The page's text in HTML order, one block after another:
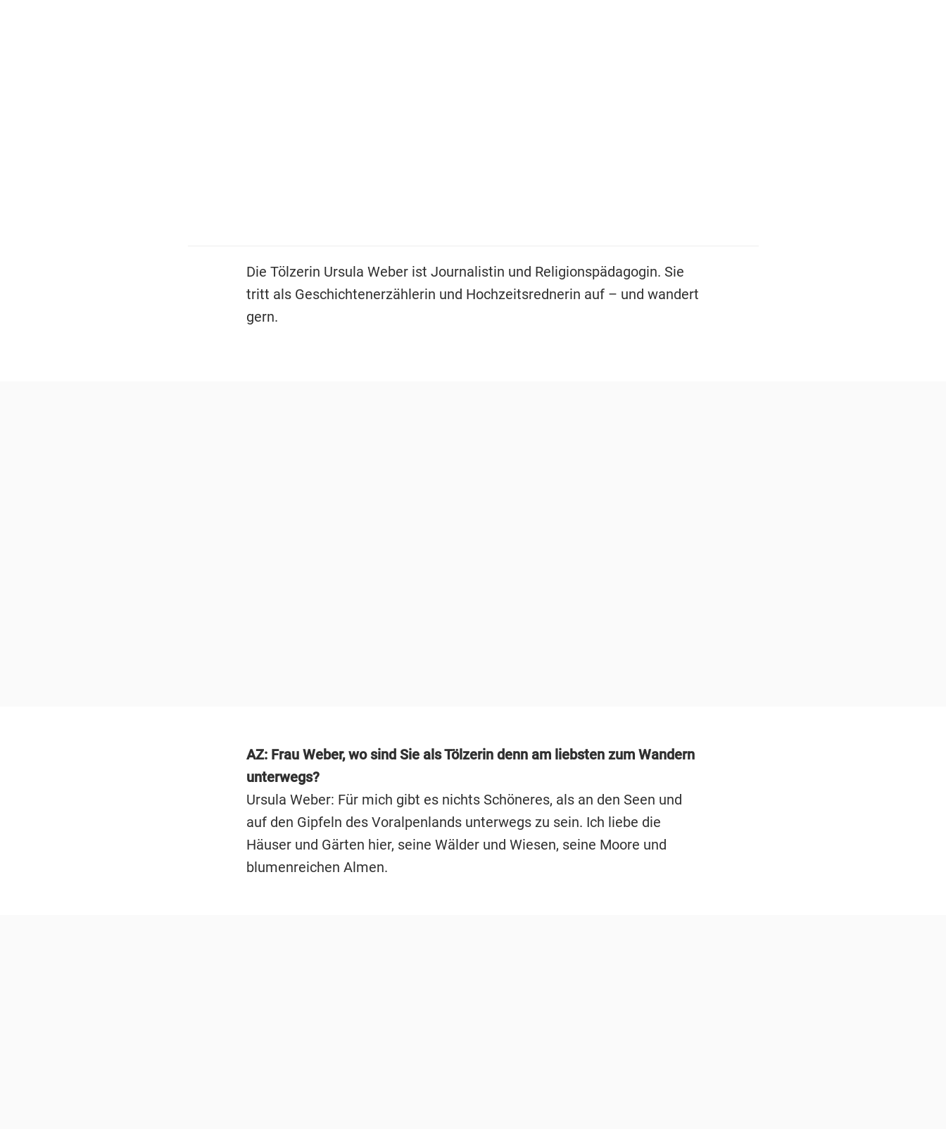
Die Tölzerin Ursula Weber ist Journalistin und Religionspädagogin. Sie
tritt als Geschichtenerzählerin und Hochzeitsrednerin auf – und wandert
gern.
AZ: Frau Weber, wo sind Sie als Tölzerin denn am liebsten zum Wandern
unterwegs?
Ursula Weber: Für mich gibt es nichts Schöneres, als an den Seen und
auf den Gipfeln des Voralpenlands unterwegs zu sein. Ich liebe die
Häuser und Gärten hier, seine Wälder und Wiesen, seine Moore und
blumenreichen Almen.